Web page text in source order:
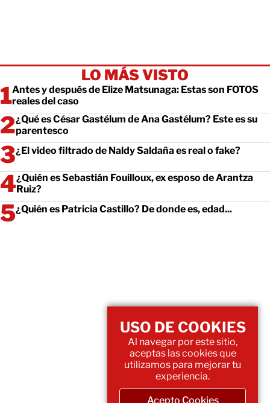
LO MÁS VISTO
Antes y después de Elize Matsunaga: Estas son FOTOS
reales del caso
¿Qué es César Gastélum de Ana Gastélum? Este es su
parentesco
¿El video filtrado de Naldy Saldaña es real o fake?
¿Quién es Sebastián Fouilloux, ex esposo de Arantza
Ruiz?
¿Quién es Patricia Castillo? De donde es, edad...
USO DE COOKIES
Al navegar por este sitio,
aceptas las cookies que
utilizamos para mejorar tu
experiencia.
Acepto Cookies